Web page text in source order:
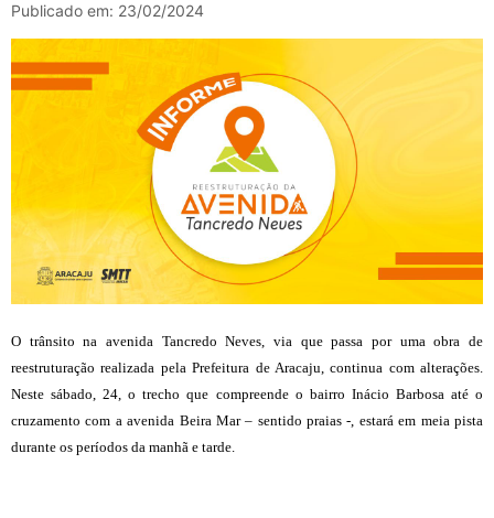
Publicado em: 23/02/2024
O trânsito na avenida Tancredo Neves, via que passa por uma obra de
reestruturação realizada pela Prefeitura de Aracaju, continua com alterações.
Neste sábado, 24, o trecho que compreende o bairro Inácio Barbosa até o
cruzamento com a avenida Beira Mar – sentido praias -, estará em meia pista
durante os períodos da manhã e tarde.